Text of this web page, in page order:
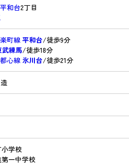
和台2丁目
町線 平和台/徒歩9分
武練馬/徒歩18分
心線 氷川台/徒歩21分
学校
一中学校